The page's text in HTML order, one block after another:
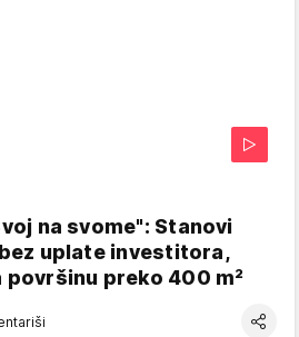
na svome": Stanovi
uplate investitora,
površinu preko 400 m²